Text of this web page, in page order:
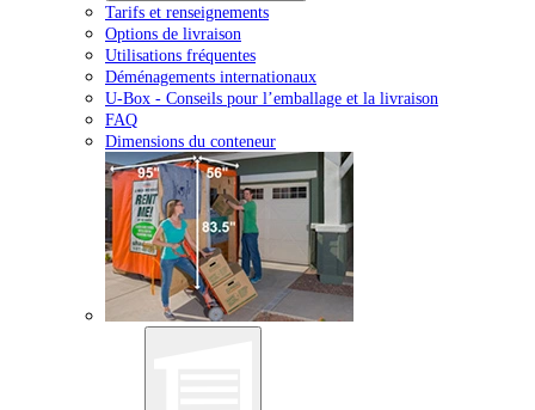
Tarifs et renseignements
Options de livraison
Utilisations fréquentes
Déménagements internationaux
U-Box - Conseils pour l’emballage et la livraison
FAQ
Dimensions du conteneur